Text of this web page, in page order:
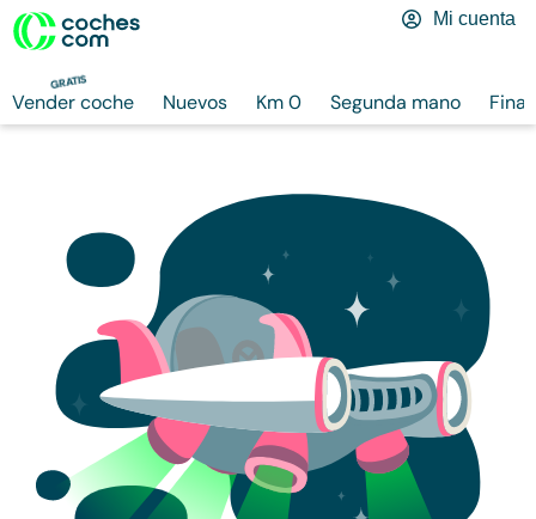
GRATIS
Vender coche Nuevos Km 0 Segunda mano
Mi cuenta